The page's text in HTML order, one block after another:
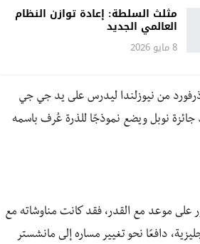
مثلث السلطة: إعادة توازن النظام
العالمي الجديد
8 مايو 2026
من نيوزلندا ليدرس على يد جي جي
نوبل ويضع نموذجًا للذرة عُرف باسمه
كان نيلز بور على موعد مع القدر، فقد كانت مناوشاته مع
دافعًا نحو تغيير مساره إلى مانشستر